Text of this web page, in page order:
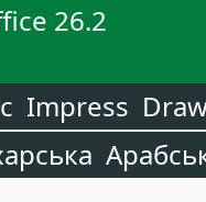
26.2
Impress